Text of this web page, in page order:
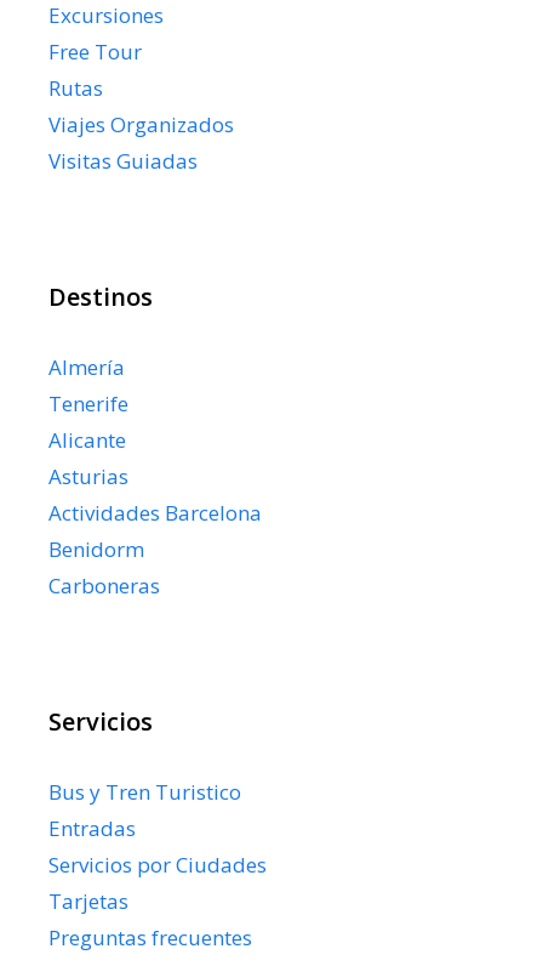
Excursiones
Free Tour
Rutas
Viajes Organizados
Visitas Guiadas
Destinos
Almería
Tenerife
Alicante
Asturias
Actividades Barcelona
Benidorm
Carboneras
Servicios
Bus y Tren Turistico
Entradas
Servicios por Ciudades
Tarjetas
Preguntas frecuentes